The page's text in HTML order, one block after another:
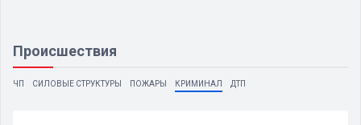
Происшествия
ЧП СИЛОВЫЕ СТРУКТУРЫ ПОЖАРЫ КРИМИНАЛ ДТП